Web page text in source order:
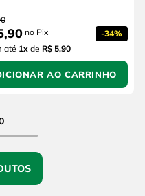
,90 no Pix -34%
até 1x de R$ 5,90
AO CARRINHO